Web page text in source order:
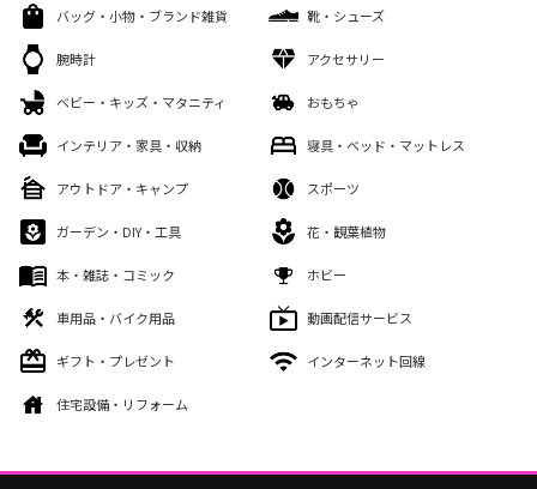
バッグ・小物・ブランド雑貨 靴・シューズ
腕時計 アクセサリー
ベビー・キッズ・マタニティ おもちゃ
インテリア・家具・収納 寝具・ベッド・マットレス
アウトドア・キャンプ スポーツ
ガーデン・DIY・工具 花・観葉植物
本・雑誌・コミック ホビー
車用品・バイク用品 動画配信サービス
ギフト・プレゼント インターネット回線
住宅設備・リフォーム